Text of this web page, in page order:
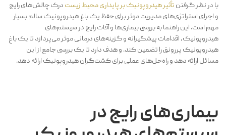
با در نظر گرفتن تأثیر هیدروپونیک بر پایداری محیط زیست درک چالش‌های رایج
و اجرای استراتژی‌های مدیریت موثر برای حفظ یک باغ هیدروپونیک سالم بسیار
مهم است. این راهنما به بررسی بیماری‌ها و آفات رایج در سیستم‌های
هیدروپونیک، اقدامات پیشگیرانه و گزینه‌های درمانی موثر می‌پردازد تا یک باغ
هیدروپونیک پررونق را تضمین کند. و هدف دارد تا یک بررسی جامع از این
مسائل ارائه دهد و راه‌حل‌های عملی برای کشت‌گران هیدروپونیک ارائه دهد.
بیماری‌های رایج در